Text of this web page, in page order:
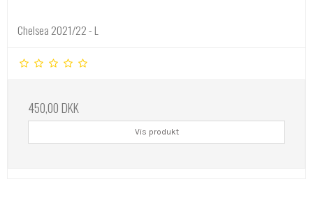
Chelsea 2021/22 - L
450,00 DKK
Vis produkt